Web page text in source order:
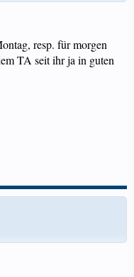
resp. für morgen
TA seit ihr ja in guten